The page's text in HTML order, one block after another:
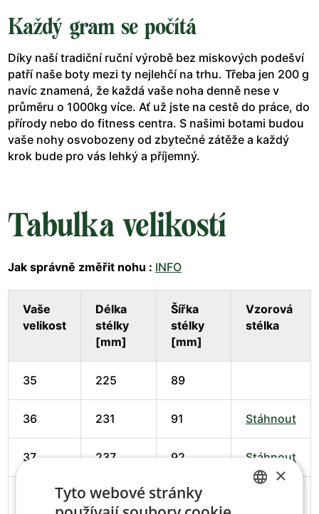
Každý gram se počítá
Díky naší tradiční ruční výrobě bez miskových podešví
patří naše boty mezi ty nejlehčí na trhu. Třeba jen 200 g
navíc znamená, že každá vaše noha denně nese v
průměru o 1000kg více. Ať už jste na cestě do práce, do
přírody nebo do fitness centra. S našimi botami budou
vaše nohy osvobozeny od zbytečné zátěže a každý
krok bude pro vás lehký a příjemný.
Tabulka velikostí
Jak správně změřit nohu : INFO
Vaše
velikost
Délka
stélky
[mm]
Šířka
stélky
[mm]
Vzorová
stélka
35 225 89
36 231 91 Stáhnout
37 237 92 Stáhnout
245 94
×
Tyto webové stránky